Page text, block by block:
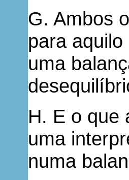
G. Ambos
para
uma
H. E o que
uma
numa